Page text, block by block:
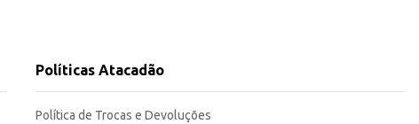
Sua embalagem de 100g garante praticidade e controle de estoque, seja para
Políticas Atacadão
Política de Trocas e Devoluções